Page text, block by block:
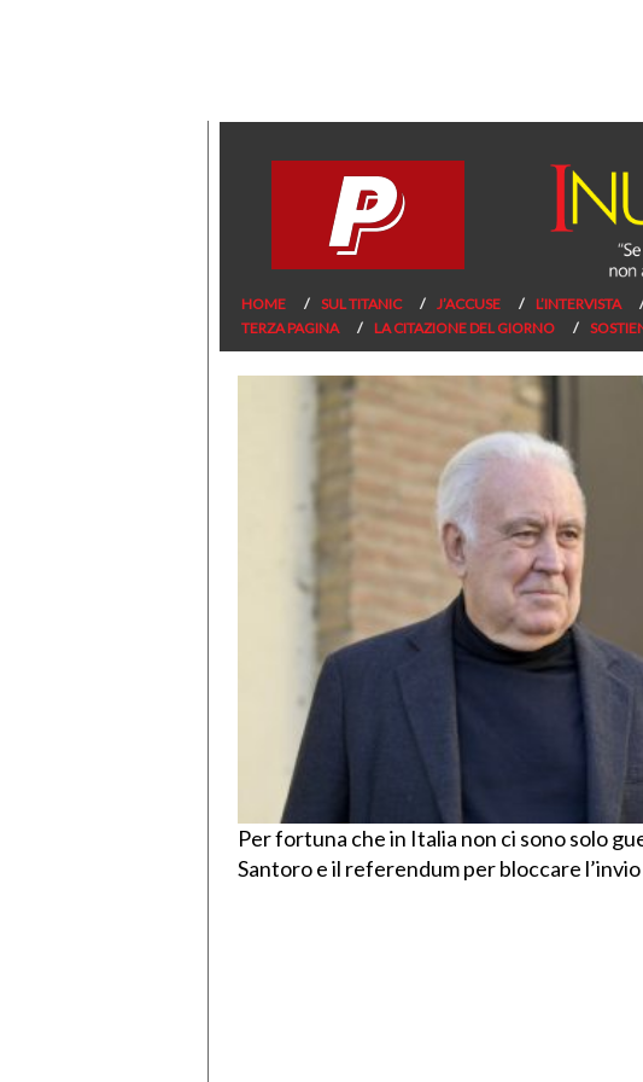
HOME SUL TITANIC J’ACCUSE L’INTERVISTA
TERZA PAGINA
LA CITAZIONE DEL GIORNO
Per fortuna che in Italia non ci sono solo
Santoro e il referendum per bloccare l’invio